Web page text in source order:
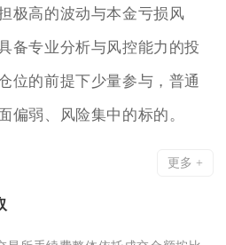
极高的波动与本金亏损风
备专业分析与风控能力的投
位的前提下少量参与，普通
偏弱、风险集中的标的。
更多 +